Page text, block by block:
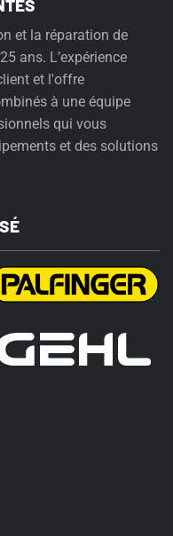
et la réparation de
ans. L’expérience
et l'offre
à une équipe
qui vous
et des solutions